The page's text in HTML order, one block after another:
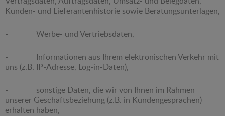
Kunden- und Lieferantenhistorie sowie Beratungsunterlagen,
- Werbe- und Vertriebsdaten,
- Informationen aus Ihrem elektronischen Verkehr mit
uns (z.B. IP-Adresse, Log-in-Daten),
- sonstige Daten, die wir von Ihnen im Rahmen
unserer Geschäftsbeziehung (z.B. in Kundengesprächen)
erhalten haben,